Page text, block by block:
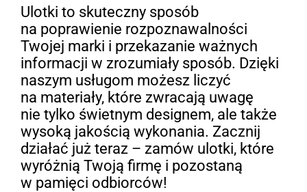
Ulotki to skuteczny sposób
na poprawienie rozpoznawalności
Twojej marki i przekazanie ważnych
informacji w zrozumiały sposób. Dzięki
naszym usługom możesz liczyć
na materiały, które zwracają uwagę
nie tylko świetnym designem, ale także
wysoką jakością wykonania. Zacznij
działać już teraz – zamów ulotki, które
wyróżnią Twoją firmę i pozostaną
w pamięci odbiorców!